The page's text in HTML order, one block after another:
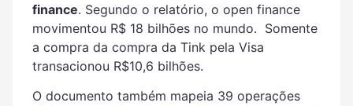
finance. Segundo o relatório, o open finance
movimentou R$ 18 bilhões no mundo. Somente
a compra da compra da Tink pela Visa
transacionou R$10,6 bilhões.
O documento também mapeia 39 operações